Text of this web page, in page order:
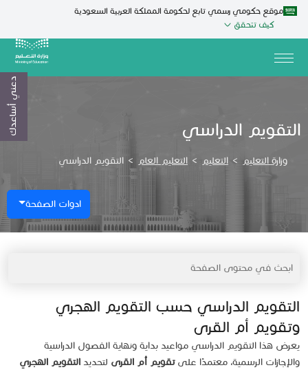
موقع حكومي رسمي تابع لحكومة المملكة العربية السعودية
كيف تتحقق
التقويم الدراسي
وزارة التعليم > التعليم > التعليم العام > التقويم الدراسي
ادوات الصفحة
التقويم الدراسي حسب التقويم الهجري
وتقويم أم القرى
يعرض هذا التقويم الدراسي مواعيد بداية ونهاية الفصول الدراسية
والإجازات الرسمية، معتمدًا علىتقويم أم القرى لتحديد التقويم الهجري
دعني أساعدك